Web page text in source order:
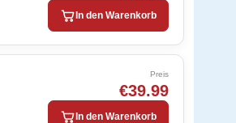
In den Warenkorb
Preis
€39.99
In den Warenkorb